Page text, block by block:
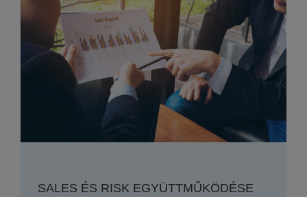
SALES ÉS RISK EGYÜTTMŰKÖDÉSE